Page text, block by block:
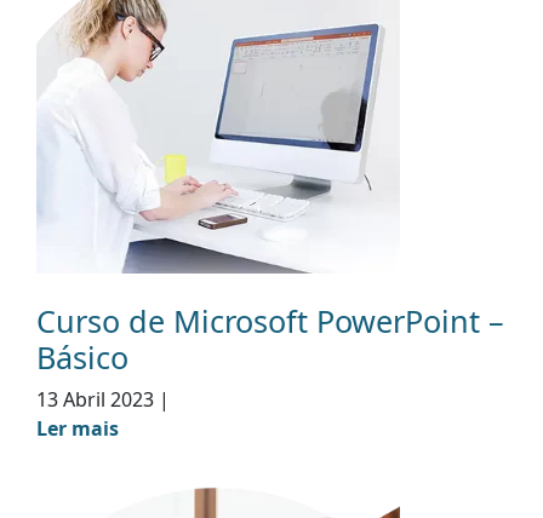
Curso de Microsoft PowerPoint –
Básico
13 Abril 2023 |
Ler mais